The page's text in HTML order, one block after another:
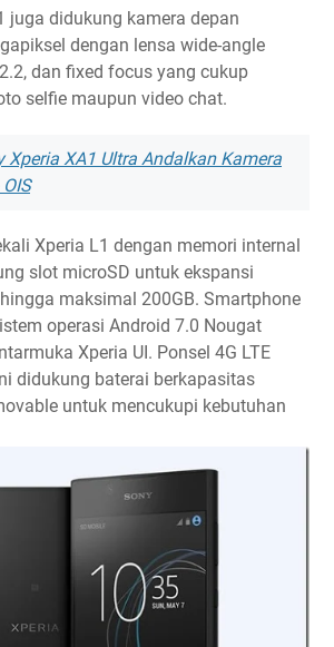
juga didukung kamera depan
dengan lensa wide-angle
dan fixed focus yang cukup
selfie maupun video chat.
Xperia XA1 Ultra Andalkan Kamera
Xperia L1 dengan memori internal
slot microSD untuk ekspansi
maksimal 200GB. Smartphone
operasi Android 7.0 Nougat
Xperia UI. Ponsel 4G LTE
didukung baterai berkapasitas
untuk mencukupi kebutuhan